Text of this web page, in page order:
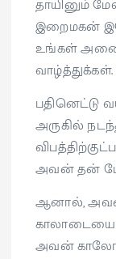
தாயினும்
இறைமகன்
உங்கள்
வாழ்த்துக்கள்.
பதினெட்டு
அருகில்
அவன் தன்
ஆனால், அவன்
காலாடையை
அவன்